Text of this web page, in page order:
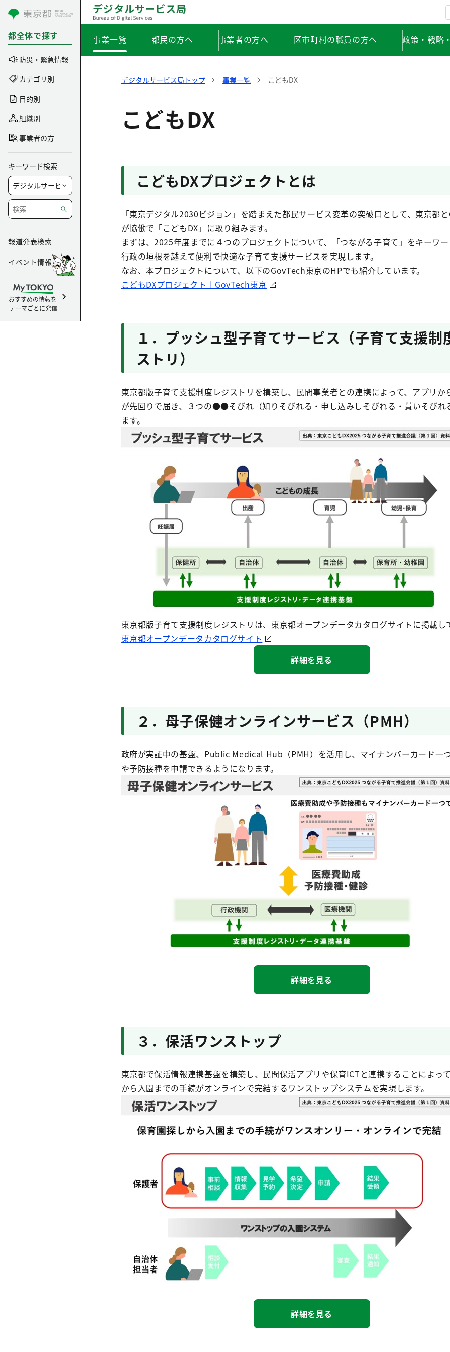
コンテンツにスキップ
都全体で探す
防災・緊急情報
カテゴリ別
目的別
組織別
事業者の方
キーワード検索
報道発表検索
イベント情報
おすすめの情報を
テーマごとに発信
事業一覧 都民の方へ 事業者の方へ 区市町村の職員の方へ 政策・戦略
デジタルサービス局トップ 事業一覧 こどもDX
こどもDX
こどもDXプロジェクトとは
「東京デジタル2030ビジョン」を踏まえた都民サービス変革の突破口として、東京都
が協働で「こどもDX」に取り組みます。
まずは、2025年度までに４つのプロジェクトについて、「つながる子育て」をキーワ
行政の垣根を越えて便利で快適な子育て支援サービスを実現します。
なお、本プロジェクトについて、以下のGovTech東京のHPでも紹介しています。
こどもDXプロジェクト｜GovTech東京
１．プッシュ型子育てサービス（子育て支援制
ストリ）
東京都版子育て支援制度レジストリを構築し、民間事業者との連携によって、アプリか
が先回りで届き、３つの●●そびれ（知りそびれる・申し込みしそびれる・貰いそびれ
ます。
東京都版子育て支援制度レジストリは、東京都オープンデータカタログサイトに掲載し
東京都オープンデータカタログサイト
詳細を見る
２．母子保健オンラインサービス（PMH）
政府が実証中の基盤、Public Medical Hub（PMH）を活用し、マイナンバーカード一
や予防接種を申請できるようになります。
詳細を見る
３．保活ワンストップ
東京都で保活情報連携基盤を構築し、民間保活アプリや保育ICTと連携することによっ
から入園までの手続がオンラインで完結するワンストップシステムを実現します。
詳細を見る